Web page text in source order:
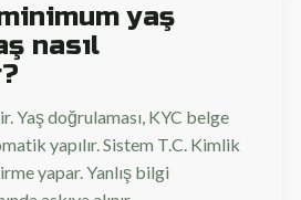
yaş
nasıl
Yaş doğrulaması, KYC belge
yapılır. Sistem T.C. Kimlik
yapar. Yanlış bilgi